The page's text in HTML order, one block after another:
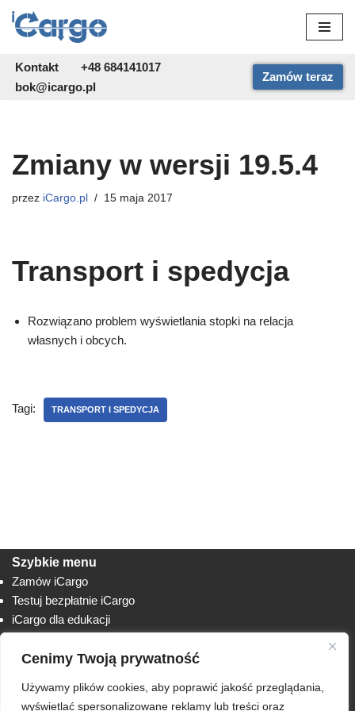
Cenimy Twoją prywatność
Używamy plików cookies, aby poprawić jakość przeglądania,
wyświetlać spersonalizowane reklamy lub treści oraz
do
treści
Kontakt
+48 684141017
bok@icargo.pl
Zamów teraz
Zmiany w wersji 19.5.4
przez iCargo.pl 15 maja 2017
Transport i spedycja
Rozwiązano problem wyświetlania stopki na relacja
własnych i obcych.
Tagi: TRANSPORT I SPEDYCJA
Szybkie menu
Zamów iCargo
Testuj bezpłatnie iCargo
iCargo dla edukacji
Lista zmian
Techniczne AnyDesk